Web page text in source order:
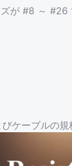
が #8 ～ #26
ケーブルの規